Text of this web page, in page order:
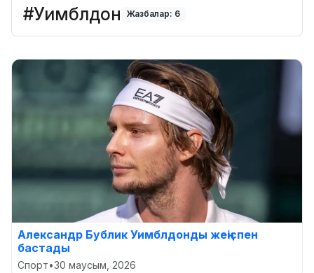
#Уимблдон Жазбалар: 6
Александр Бублик Уимблдонды жеңіспен
бастады
Спорт•30 маусым, 2026